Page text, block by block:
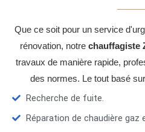
Que ce soit pour un service
rénovation, notre chauffagiste
travaux de manière rapide,
des normes. Le tout basé
Recherche de fuite.
Réparation de chaudière gaz